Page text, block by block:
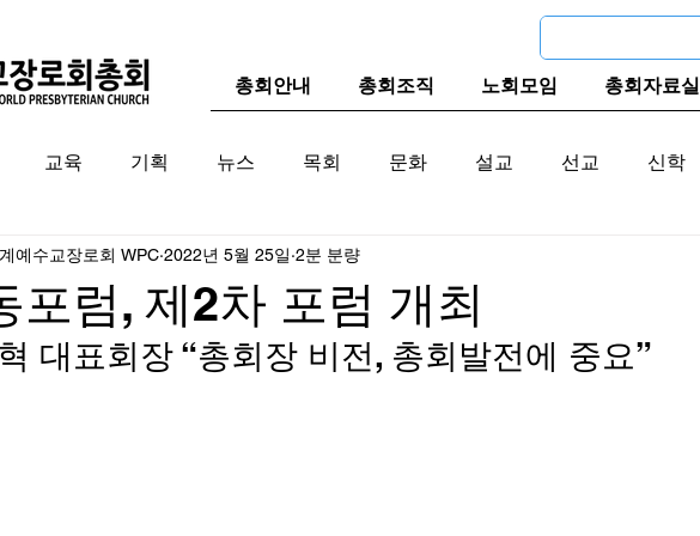
총회안내 총회조직 노회모임 총회자료실
교육 기획 뉴스 목회 문화 설교 선교 신학
미국 교계 한국 교계 교단역사
포럼, 제2차 포럼 개최
예수교장로회 WPC 2022년 5월 25일 2분 분량
대표회장 “총회장 비전, 총회발전에 중요”